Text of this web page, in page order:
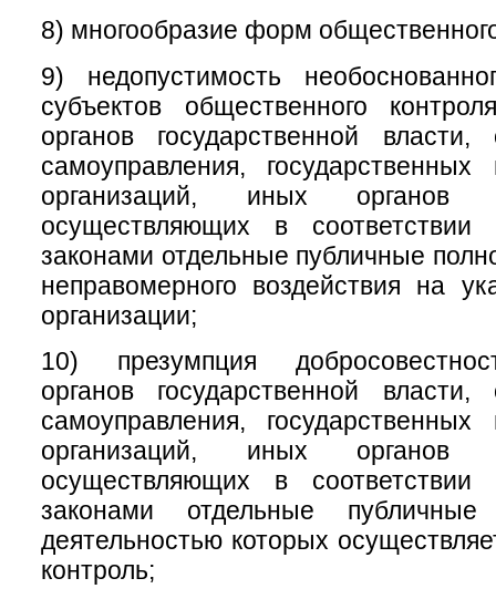
8) многообразие форм
9) недопустимость
субъектов общественного
органов государственной власти,
самоуправления,
организаций, иных органов
осуществляющих в
законами отдельные публичные
неправомерного воздействия на
организации;
10) презумпция
органов государственной власти,
самоуправления,
организаций, иных органов
осуществляющих в
законами отдельные
деятельностью которых
контроль;